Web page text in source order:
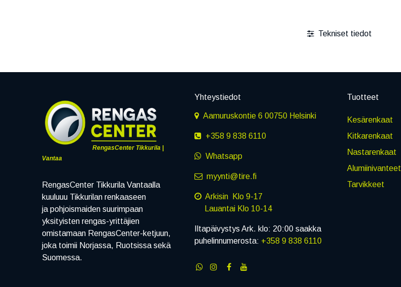
Tekniset tiedot
RengasCenter Tikkurila |
Vantaa
RengasCenter Tikkurila Vantaalla
kuuluuu Tikkurilan renkaaseen
ja pohjoismaiden suurimpaan
yksityisten rengas-yrittäjien
omistamaan RengasCenter-ketjuun,
joka toimii Norjassa, Ruotsissa sekä
Suomessa.
Yhteystiedot
Aamuruskontie 6 00750 Helsinki
+358 9 838 6110
Whatsapp
myynti@tire.fi
Arkisin Klo 9-17
Lauantai Klo 10-14
Iltapäivystys Ark. klo: 20:00 saakka
puhelinnumerosta: +358 9 838 6110
Tuotteet
Kesärenkaat
Kitkarenkaat
Nastarenkaat
Alumiinivanteet
Tarvikkeet